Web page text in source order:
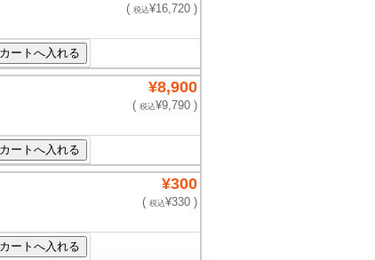
( 税込¥16,720 )
¥8,900
( 税込¥9,790 )
¥300
( 税込¥330 )